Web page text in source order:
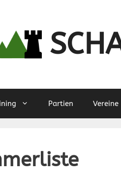
Partien Vereine